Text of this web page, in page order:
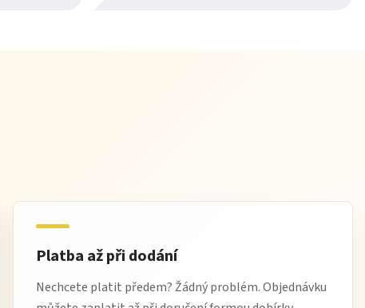
Platba až při dodání
Nechcete platit předem? Žádný problém. Objednávku